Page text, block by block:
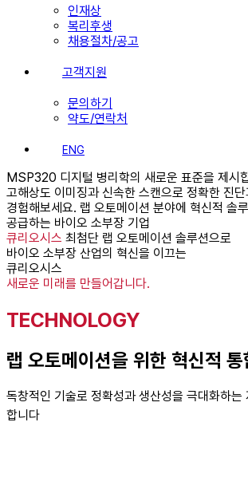
인재상
복리후생
채용절차/공고
고객지원
문의하기
약도/연락처
ENG
MSP320 디지털 병리학의 새로운 표준을 제시
고해상도 이미징과 신속한 스캔으로 정확한 진
경험해보세요. 랩 오토메이션 분야에 혁신적 솔
공급하는 바이오 소부장 기업
큐리오시스 최첨단 랩 오토메이션 솔루션으로
바이오 소부장 산업의 혁신을 이끄는
큐리오시스
새로운 미래를 만들어갑니다.
TECHNOLOGY
랩 오토메이션을 위한 혁신적 통
독창적인 기술로 정확성과 생산성을 극대화하는
합니다